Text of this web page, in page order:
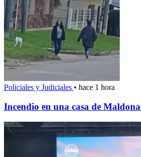
Policiales y Judiciales • hace 1 hora
Incendio en una casa de